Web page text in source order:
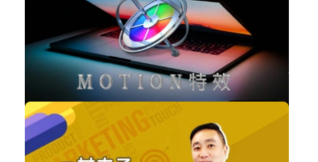
成本分析與控管實務
企業經營 加入購物車
購買後有效期限：2027-08-08
11226
Motion特效-從入門到進階
設計工具